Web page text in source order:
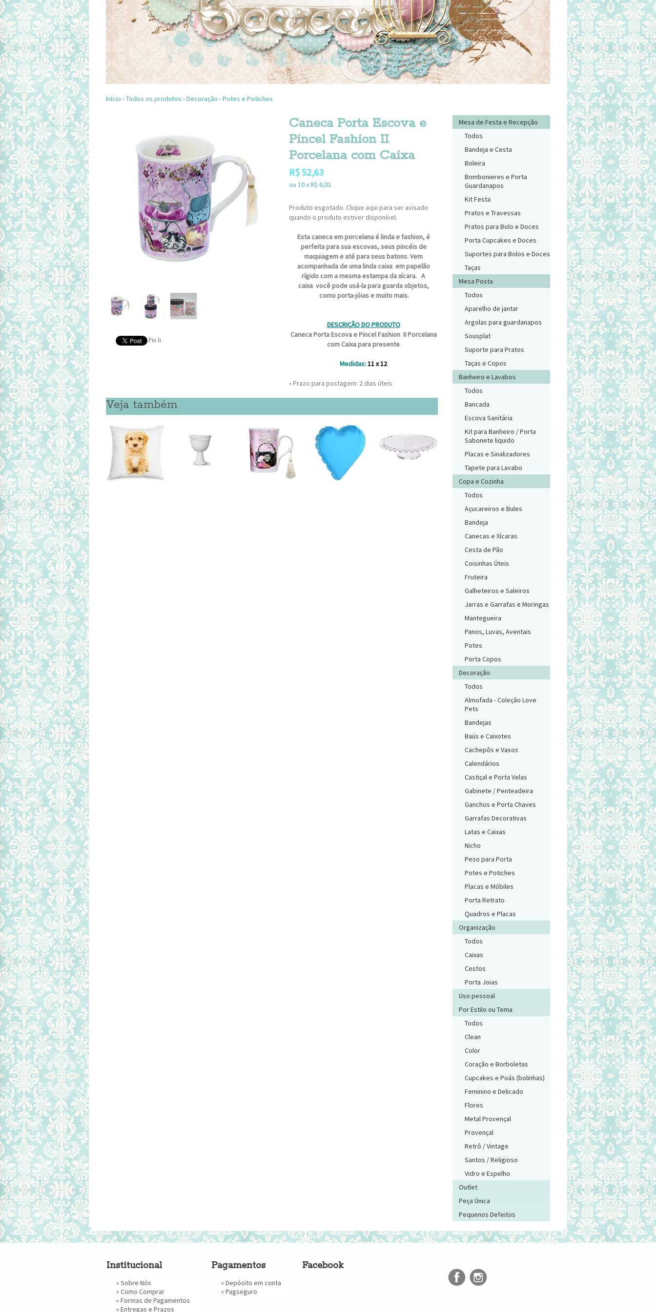
Início › Todos os produtos › Decoração › Potes e Potiches
Mesa de Festa e Recepção
Todos
Bandeja e Cesta
Boleira
Bombonieres e Porta
Guardanapos
Kit Festa
Pratos e Travessas
Pratos para Bolo e Doces
Porta Cupcakes e Doces
Suportes para Bolos e Doces
Taças
Mesa Posta
Todos
Aparelho de jantar
Argolas para guardanapos
Sousplat
Suporte para Pratos
Taças e Copos
Banheiro e Lavabos
Todos
Bancada
Escova Sanitária
Kit para Banheiro / Porta
Sabonete liquido
Placas e Sinalizadores
Tapete para Lavabo
Copa e Cozinha
Todos
Açucareiros e Bules
Bandeja
Canecas e Xícaras
Cesta de Pão
Coisinhas Úteis
Fruteira
Galheteiros e Saleiros
Jarras e Garrafas e Moringas
Mantegueira
Panos, Luvas, Aventais
Potes
Porta Copos
Decoração
Todos
Almofada - Coleção Love
Pets
Bandejas
Baús e Caixotes
Cachepôs e Vasos
Calendários
Castiçal e Porta Velas
Gabinete / Penteadeira
Ganchos e Porta Chaves
Garrafas Decorativas
Latas e Caixas
Nicho
Peso para Porta
Potes e Potiches
Placas e Móbiles
Porta Retrato
Quadros e Placas
Organização
Todos
Caixas
Cestos
Porta Joias
Uso pessoal
Por Estilo ou Tema
Todos
Clean
Color
Coração e Borboletas
Cupcakes e Poás (bolinhas)
Feminino e Delicado
Flores
Metal Provençal
Provençal
Retrô / Vintage
Santos / Religioso
Vidro e Espelho
Outlet
Peça Única
Pequenos Defeitos
Pin It
Caneca Porta Escova e
Pincel Fashion II
Porcelana com Caixa
R$ 52,63
ou 10xR$ 6,01
Produto esgotado. Clique aqui para ser avisado
quando o produto estiver disponível.
Esta caneca em porcelana é linda e fashion, é
perfeita para sua escovas, seus pincéis de
maquiagem e até para seus batons. Vem
acompanhada de uma linda caixa em papelão
rígido com a mesma estampa da xícara. A
caixa você pode usá-la para guarda objetos,
como porta-jóias e muito mais.
DESCRIÇÃO DO PRODUTO
Caneca Porta Escova e Pincel Fashion II Porcelana
com Caixa para presente
Medidas:11 x 12
• Prazo para postagem: 2 dias úteis
Veja também
Institucional
» Sobre Nós
» Como Comprar
» Formas de Pagamentos
» Entregas e Prazos
Pagamentos
» Depósito em conta
» Pagseguro
Facebook